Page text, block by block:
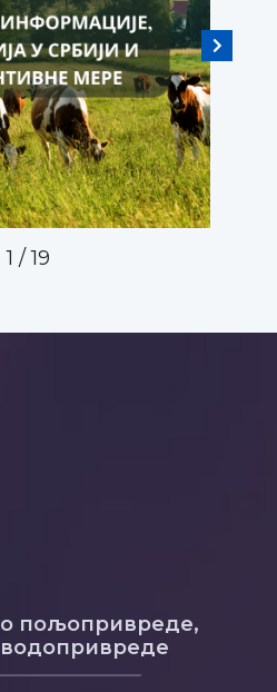
2 / 19
пољопривреде,